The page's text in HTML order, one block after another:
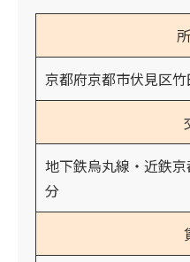
京都府京都市伏見区
地下鉄烏丸線・近鉄
分